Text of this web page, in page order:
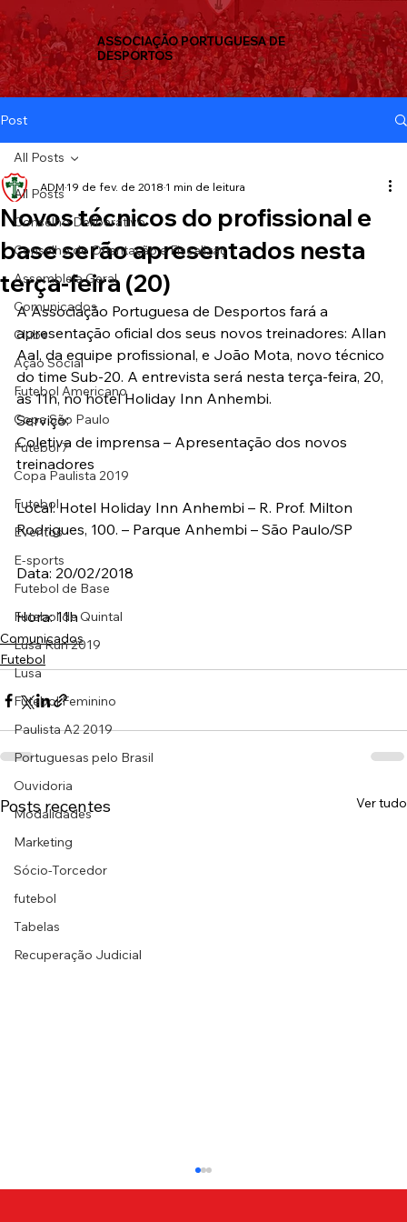
ASSOCIAÇÃO PORTUGUESA DE
DESPORTOS
Post
All Posts
Conselho Deliberativo
Conselho de Orientação e Fiscalizaç
Assembleia Geral
Comunicados
Clube
Ação Social
Futebol Americano
Copa São Paulo
Futebol 7
Copa Paulista 2019
Futebol
Eventos
E-sports
Futebol de Base
Futebol de Quintal
Lusa Run 2019
Lusa
Futebol Feminino
Paulista A2 2019
Portuguesas pelo Brasil
Ouvidoria
Modalidades
Marketing
Sócio-Torcedor
futebol
Tabelas
Recuperação Judicial
All Posts
Novos técnicos do profissional e
base serão apresentados nesta
terça-feira (20)
ADM 19 de fev. de 2018 1 min de leitura
A Associação Portuguesa de Desportos fará a
apresentação oficial dos seus novos treinadores: Allan
Aal, da equipe profissional, e João Mota, novo técnico
do time Sub-20. A entrevista será nesta terça-feira, 20,
às 11h, no hotel Holiday Inn Anhembi.
Serviço:
Coletiva de imprensa – Apresentação dos novos
treinadores
Local: Hotel Holiday Inn Anhembi – R. Prof. Milton
Rodrigues, 100. – Parque Anhembi – São Paulo/SP
Data: 20/02/2018
Hora: 11h
Comunicados
Futebol
Posts recentes Ver tudo